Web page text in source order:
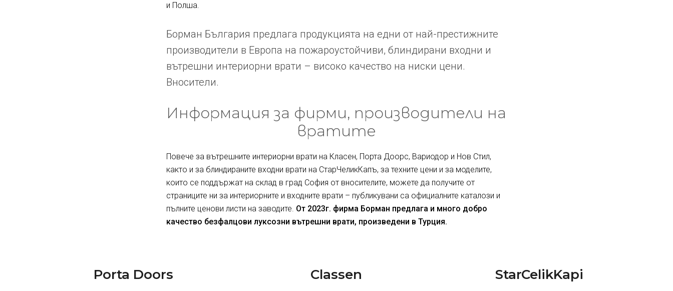
и Полша.
Борман България предлага продукцията на едни от най-престижните
производители в Европа на пожароустойчиви, блиндирани входни и
вътрешни интериорни врати – високо качество на ниски цени.
Вносители.
Информация за фирми, производители на
вратите
Повече за вътрешните интериорни врати на Класен, Порта Доорс, Вариодор и Нов Стил,
както и за блиндираните входни врати на СтарЧеликКапъ, за техните цени и за моделите,
които се поддържат на склад в град София от вносителите, можете да получите от
страниците ни за интериорните и входните врати – публикувани са официалните каталози и
пълните ценови листи на заводите. От 2023г. фирма Борман предлага и много добро
качество безфалцови луксозни вътрешни врати, произведени в Турция.
Porta Doors Classen StarCelikKapi